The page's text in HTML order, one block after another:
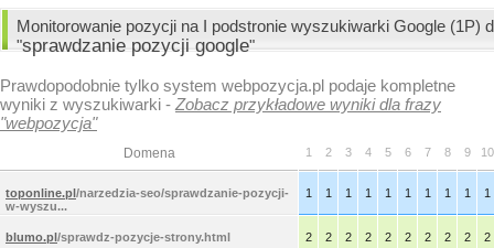
Monitorowanie pozycji na I podstronie wyszukiwarki Google (1P)
"sprawdzanie pozycji google"
Prawdopodobnie tylko system webpozycja.pl podaje kompletne
wyniki z wyszukiwarki - Zobacz przykładowe wyniki dla frazy
"webpozycja"
Domena 1 2 3 4 5 6 7 8 9 10
toponline.pl/narzedzia-seo/sprawdzanie-pozycji-
w-wyszu...
1 1 1 1 1 1 1 1 1 1
blumo.pl/sprawdz-pozycje-strony.html 2 2 2 2 2 2 2 2 2 2